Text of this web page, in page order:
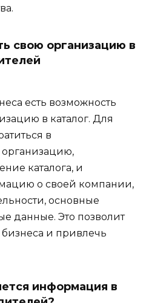
свою организацию в
есть возможность
в каталог. Для
в
каталога, и
о своей компании,
основные
данные. Это позволит
и привлечь
информация в